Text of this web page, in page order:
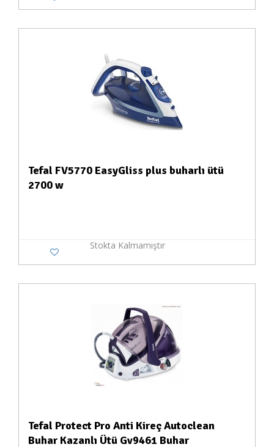
Tefal FV5770 EasyGliss plus buharlı ütü
2700 w
Stokta Kalmamıştır
Tefal Protect Pro Anti Kireç Autoclean
Buhar Kazanlı Ütü Gv9461 Buhar